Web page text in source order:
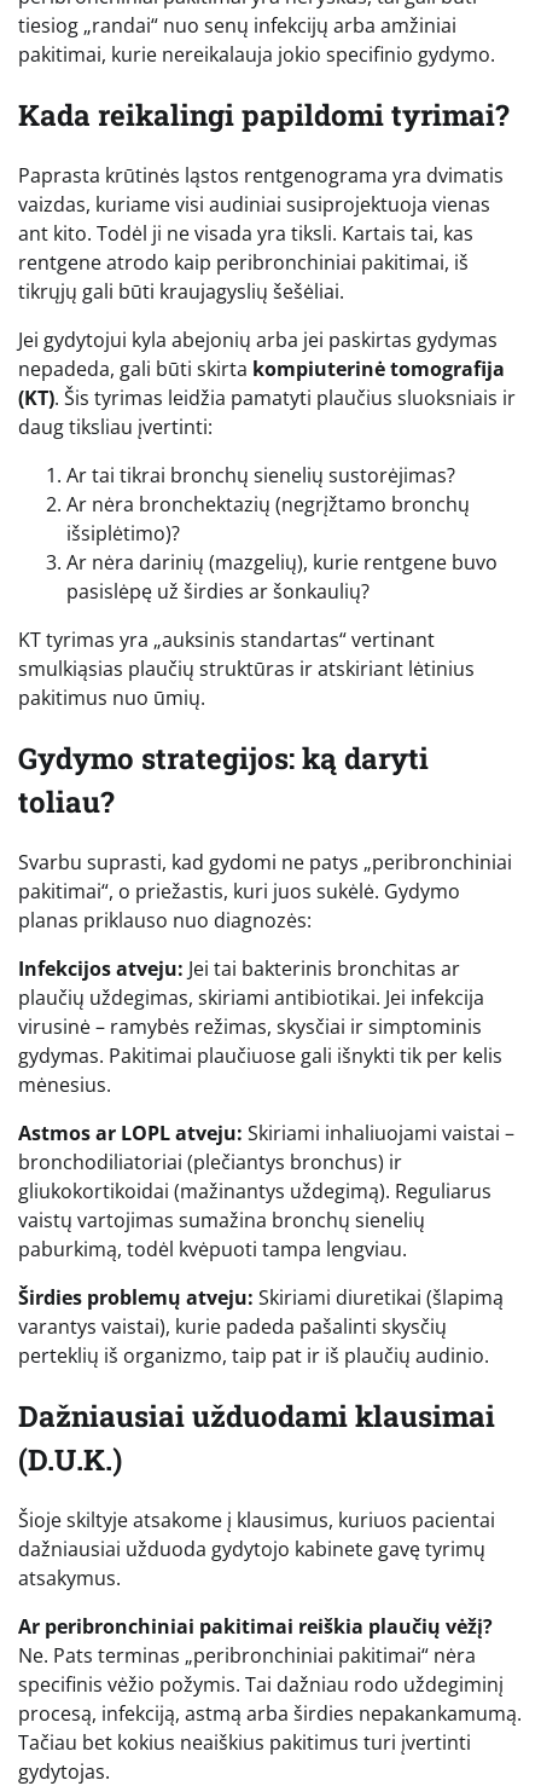
tiesiog „randai“ nuo senų infekcijų arba amžiniai
pakitimai, kurie nereikalauja jokio specifinio gydymo.
Kada reikalingi papildomi tyrimai?
Paprasta krūtinės ląstos rentgenograma yra dvimatis
vaizdas, kuriame visi audiniai susiprojektuoja vienas
ant kito. Todėl ji ne visada yra tiksli. Kartais tai, kas
rentgene atrodo kaip peribronchiniai pakitimai, iš
tikrųjų gali būti kraujagyslių šešėliai.
Jei gydytojui kyla abejonių arba jei paskirtas gydymas
nepadeda, gali būti skirta kompiuterinė tomografija
(KT). Šis tyrimas leidžia pamatyti plaučius sluoksniais ir
daug tiksliau įvertinti:
Ar tai tikrai bronchų sienelių sustorėjimas?
Ar nėra bronchektazių (negrįžtamo bronchų
išsiplėtimo)?
Ar nėra darinių (mazgelių), kurie rentgene buvo
pasislėpę už širdies ar šonkaulių?
KT tyrimas yra „auksinis standartas“ vertinant
smulkiąsias plaučių struktūras ir atskiriant lėtinius
pakitimus nuo ūmių.
Gydymo strategijos: ką daryti
toliau?
Svarbu suprasti, kad gydomi ne patys „peribronchiniai
pakitimai“, o priežastis, kuri juos sukėlė. Gydymo
planas priklauso nuo diagnozės:
Infekcijos atveju: Jei tai bakterinis bronchitas ar
plaučių uždegimas, skiriami antibiotikai. Jei infekcija
virusinė – ramybės režimas, skysčiai ir simptominis
gydymas. Pakitimai plaučiuose gali išnykti tik per kelis
mėnesius.
Astmos ar LOPL atveju: Skiriami inhaliuojami vaistai –
bronchodiliatoriai (plečiantys bronchus) ir
gliukokortikoidai (mažinantys uždegimą). Reguliarus
vaistų vartojimas sumažina bronchų sienelių
paburkimą, todėl kvėpuoti tampa lengviau.
Širdies problemų atveju: Skiriami diuretikai (šlapimą
varantys vaistai), kurie padeda pašalinti skysčių
perteklių iš organizmo, taip pat ir iš plaučių audinio.
Dažniausiai užduodami klausimai
(D.U.K.)
Šioje skiltyje atsakome į klausimus, kuriuos pacientai
dažniausiai užduoda gydytojo kabinete gavę tyrimų
atsakymus.
Ar peribronchiniai pakitimai reiškia plaučių vėžį?
Ne. Pats terminas „peribronchiniai pakitimai“ nėra
specifinis vėžio požymis. Tai dažniau rodo uždegiminį
procesą, infekciją, astmą arba širdies nepakankamumą.
Tačiau bet kokius neaiškius pakitimus turi įvertinti
gydytojas.